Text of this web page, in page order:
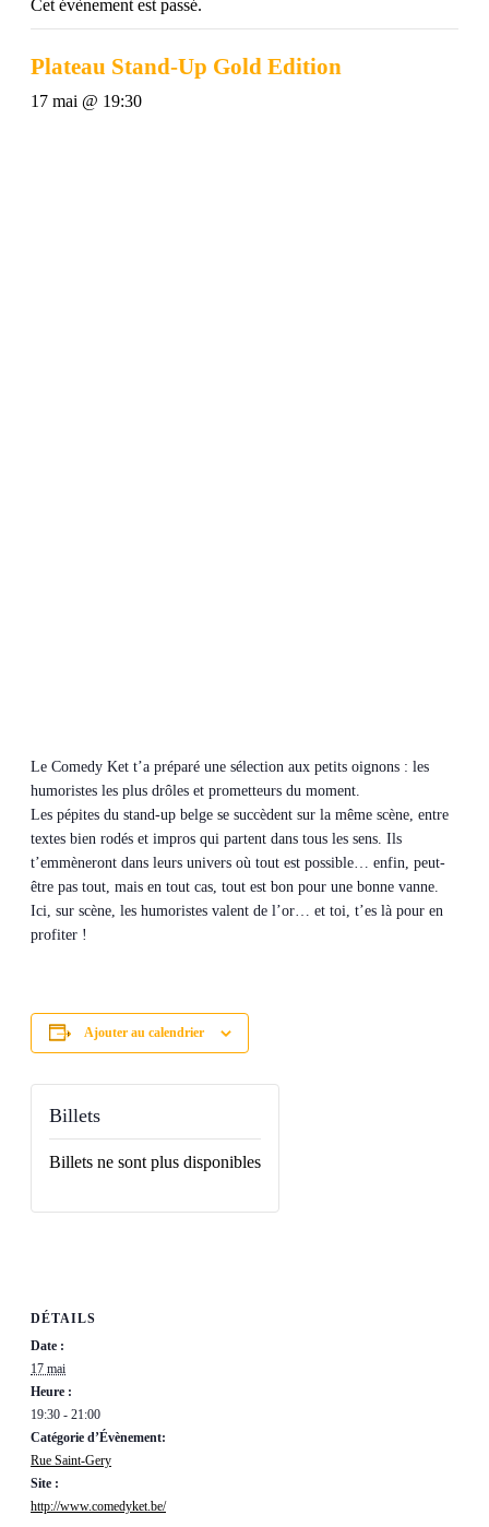
Cet évènement est passé.
Plateau Stand-Up Gold Edition
17 mai @ 19:30
Le Comedy Ket t’a préparé une sélection aux petits oignons : les
humoristes les plus drôles et prometteurs du moment.
Les pépites du stand-up belge se succèdent sur la même scène, entre
textes bien rodés et impros qui partent dans tous les sens. Ils
t’emmèneront dans leurs univers où tout est possible… enfin, peut-
être pas tout, mais en tout cas, tout est bon pour une bonne vanne.
Ici, sur scène, les humoristes valent de l’or… et toi, t’es là pour en
profiter !
Ajouter au calendrier
DÉTAILS
Date :
17 mai
Heure :
19:30 - 21:00
Catégorie d’Évènement:
Rue Saint-Gery
Site :
http://www.comedyket.be/
Billets
Billets ne sont plus disponibles